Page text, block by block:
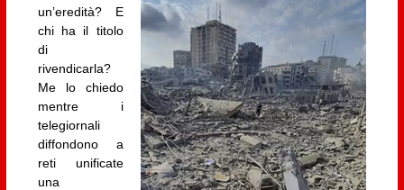
un’eredità? E
chi ha il titolo
di
rivendicarla?
Me lo chiedo
mentre i
telegiornali
diffondono a
reti unificate
una